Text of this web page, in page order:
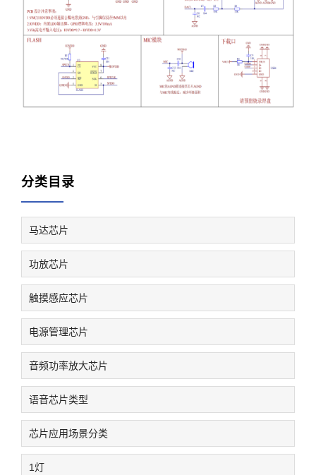
分类目录
马达芯片
功放芯片
触摸感应芯片
电源管理芯片
音频功率放大芯片
语音芯片类型
芯片应用场景分类
1灯